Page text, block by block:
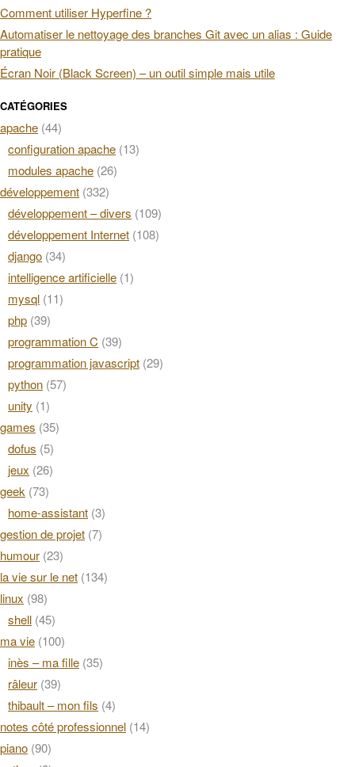
Comment utiliser Hyperfine ?
Automatiser le nettoyage des branches Git avec un alias : Guide
pratique
Écran Noir (Black Screen) – un outil simple mais utile
CATÉGORIES
apache (44)
configuration apache (13)
modules apache (26)
développement (332)
développement – divers (109)
développement Internet (108)
django (34)
intelligence artificielle (1)
mysql (11)
php (39)
programmation C (39)
programmation javascript (29)
python (57)
unity (1)
games (35)
dofus (5)
jeux (26)
geek (73)
home-assistant (3)
gestion de projet (7)
humour (23)
la vie sur le net (134)
linux (98)
shell (45)
ma vie (100)
inès – ma fille (35)
râleur (39)
thibault – mon fils (4)
notes côté professionnel (14)
piano (90)